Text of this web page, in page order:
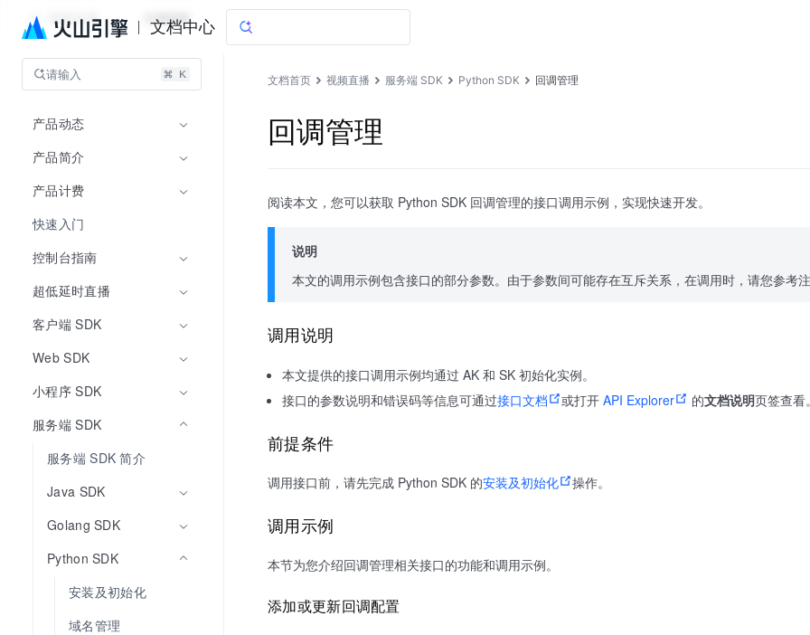
文档中心
视频直播 文档指南
请输入
产品动态
产品简介
产品计费
快速入门
控制台指南
超低延时直播
客户端 SDK
Web SDK
小程序 SDK
服务端 SDK
服务端 SDK 简介
Java SDK
Golang SDK
Python SDK
安装及初始化
域名管理
文档首页 视频直播 服务端 SDK Python SDK 回调管理
回调管理
阅读本文，您可以获取 Python SDK 回调管理的接口调用示例，实现快速开发。
说明
本文的调用示例包含接口的部分参数。由于参数间可能存在互斥关系，在调用时，请您参考
调用说明
本文提供的接口调用示例均通过 AK 和 SK 初始化实例。
接口的参数说明和错误码等信息可通过接口文档 或打开 API Explorer 的文档说明页签查看
前提条件
调用接口前，请先完成 Python SDK 的安装及初始化 操作。
调用示例
本节为您介绍回调管理相关接口的功能和调用示例。
添加或更新回调配置